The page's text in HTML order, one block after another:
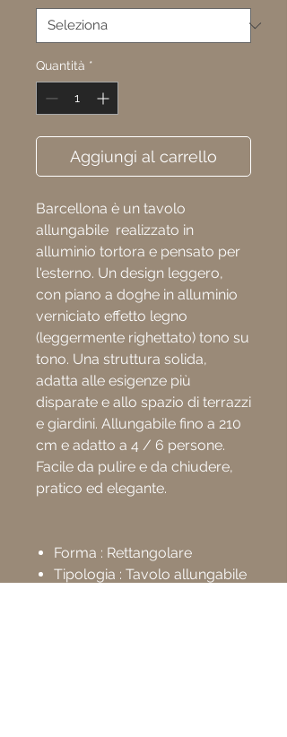
Quantità *
Aggiungi al carrello
Barcellona è un tavolo
allungabile realizzato in
alluminio tortora e pensato per
l'esterno. Un design leggero,
con piano a doghe in alluminio
verniciato effetto legno
(leggermente righettato) tono su
tono. Una struttura solida,
adatta alle esigenze più
disparate e allo spazio di terrazzi
e giardini. Allungabile fino a 210
cm e adatto a 4 / 6 persone.
Facile da pulire e da chiudere,
pratico ed elegante.
Forma : Rettangolare
Tipologia : Tavolo allungabile